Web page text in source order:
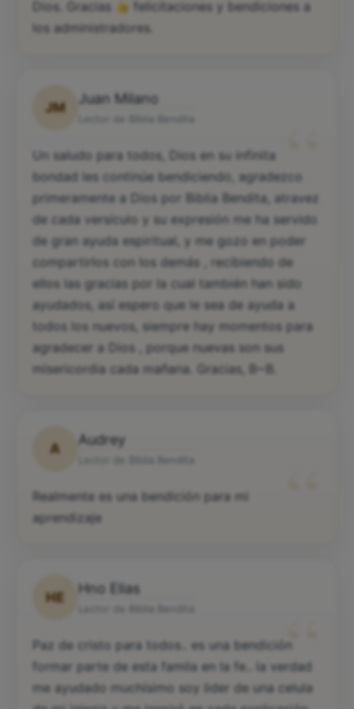
Dios. Gracias
felicitaciones y bendiciones a
los administradores.
JM
Juan Milano
“
Un saludo para todos, Dios en su infinita
bondad les continúe bendiciendo, agradezco
primeramente a Dios por Biblia Bendita, atravez
de cada versículo y su expresión me ha servido
de gran ayuda espiritual, y me gozo en poder
compartirlos con los demás , recibiendo de
ellos las gracias por la cual también han sido
ayudados, así espero que le sea de ayuda a
todos los nuevos, siempre hay momentos para
agradecer a Dios , porque nuevas son sus
misericordia cada mañana. Gracias, B~B.
A
Audrey
Realmente es una bendición para mi
aprendizaje
HE
Hno Elias
“
Paz de cristo para todos.. es una bendición
formar parte de esta famila en la fe.. la verdad
me ayudado muchísimo soy lider de una celula